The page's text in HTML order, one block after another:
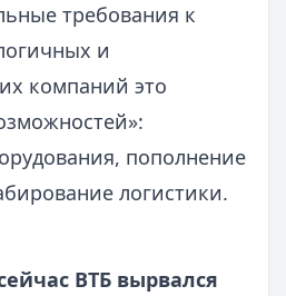
требования к
и
компаний это
пополнение
логистики.
ВТБ вырвался